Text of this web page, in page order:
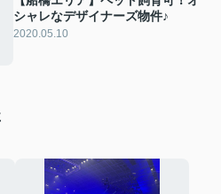
シャレなデザイナーズ物件♪
2020.05.10